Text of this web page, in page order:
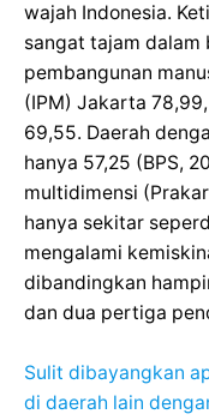
wajah Indonesia.
sangat tajam
pembangunan
(IPM) Jakarta
69,55. Daerah
hanya 57,25 (BPS,
multidimensi
hanya sekitar
mengalami
dibandingkan
dan dua pertiga
Sulit dibayangkan
di daerah lain